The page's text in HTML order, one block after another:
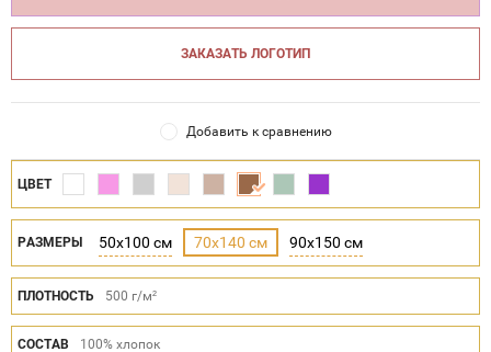
ЗАКАЗАТЬ ЛОГОТИП
Добавить к сравнению
ЦВЕТ
РАЗМЕРЫ 50x100 см 70x140 см 90x150 см
ПЛОТНОСТЬ 500 г/м²
СОСТАВ 100% хлопок